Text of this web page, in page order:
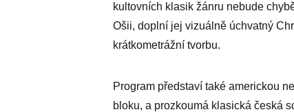
kultovních klasik žánru nebude
Ošii, doplní jej vizuálně úchvatný
krátkometrážní tvorbu.
Program představí také americkou
bloku, a prozkoumá klasická česká